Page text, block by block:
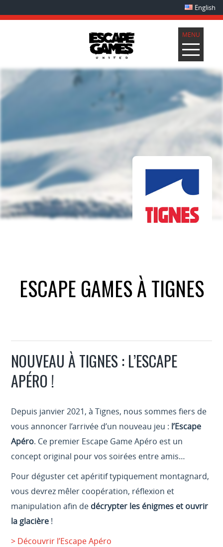
English
MENU
ESCAPE GAMES À TIGNES
NOUVEAU À TIGNES : L’ESCAPE
APÉRO !
Depuis janvier 2021, à Tignes, nous sommes fiers de
vous annoncer l’arrivée d’un nouveau jeu : l’Escape
Apéro. Ce premier Escape Game Apéro est un
concept original pour vos soirées entre amis…
Pour déguster cet apéritif typiquement montagnard,
vous devrez mêler coopération, réflexion et
manipulation afin de décrypter les énigmes et ouvrir
la glacière !
> Découvrir l’Escape Apéro